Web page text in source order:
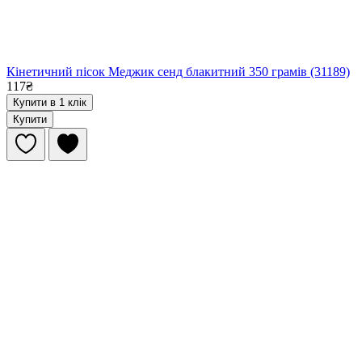
Кінетичний пісок Меджик сенд блакитний 350 грамів (31189)
117₴
Купити в 1 клік
Купити